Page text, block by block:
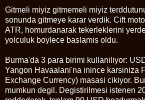
Gitmeli miyiz gitmemeli miyiz
sonunda gitmeye karar verdik. Cift
ATR, homurdanarak tekerleklerini
yolculuk boylece baslamis oldu.
Burma'da 3 para birimi kullaniliyor:
Yangon Havaalani'na inince karsiniza
Exchange Currency) masasi cikiyor.
mumkun degil. Degistirilmesi istenen